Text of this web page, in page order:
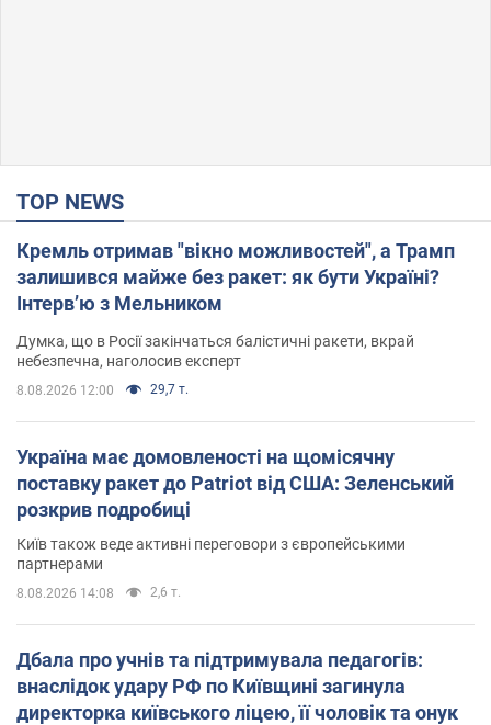
TOP NEWS
Кремль отримав "вікно можливостей", а Трамп
залишився майже без ракет: як бути Україні?
Інтерв’ю з Мельником
Думка, що в Росії закінчаться балістичні ракети, вкрай
небезпечна, наголосив експерт
8.08.2026 12:00 29,7 т.
Україна має домовленості на щомісячну
поставку ракет до Patriot від США: Зеленський
розкрив подробиці
Київ також веде активні переговори з європейськими
партнерами
8.08.2026 14:08 2,6 т.
Дбала про учнів та підтримувала педагогів:
внаслідок удару РФ по Київщині загинула
директорка київського ліцею, її чоловік та онук